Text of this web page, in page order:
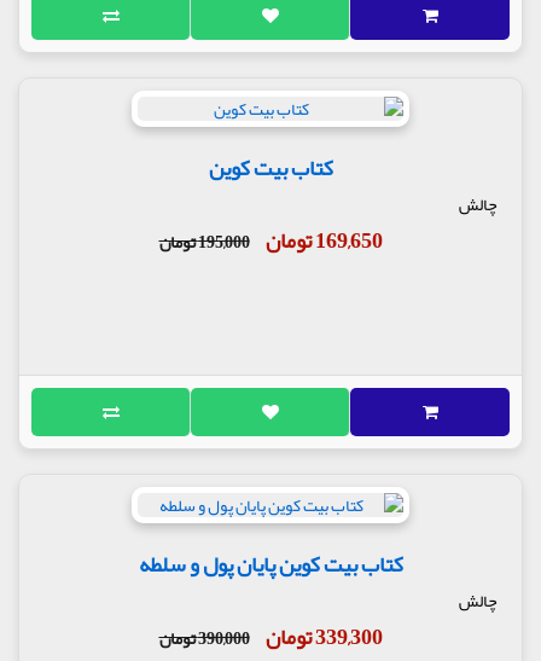
کتاب بیت کوین
چالش
169,650 تومان 195,000 تومان
کتاب بیت کوین پایان پول و سلطه
چالش
339,300 تومان 390,000 تومان